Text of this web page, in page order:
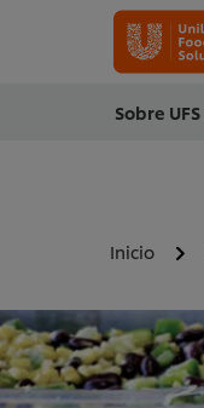
Sobre UFS
Inicio